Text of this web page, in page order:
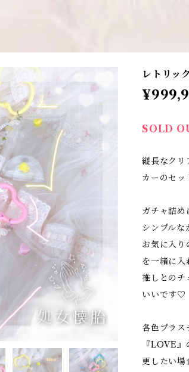
レトリック
SOLD
縦長なクリ
カーのセッ
ガチャ詰め
シンプルな
お気に入
を一緒に
推しとのチ
いいです♡
各色プラス
『LOVE
更したい場